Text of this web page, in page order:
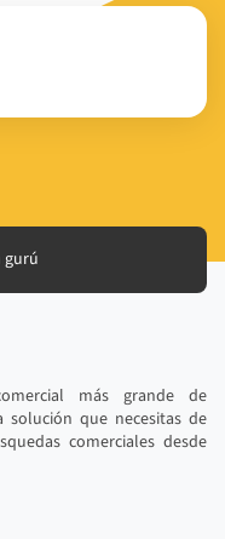
gurú
más grande de
solución que necesitas de
comerciales desde